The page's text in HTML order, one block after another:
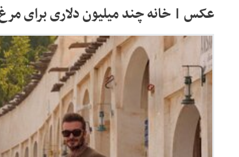
عکس | خانه چند میلیون دلاری برای